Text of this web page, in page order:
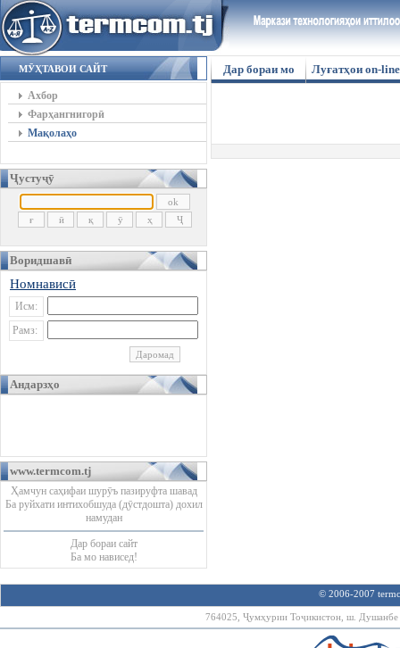
МӮҲТАВОИ САЙТ
Ахбор
Фарҳангнигорӣ
Мақолаҳо
Ҷустуҷӯ
Воридшавӣ
Номнависӣ
Исм:
Рамз:
Андарзҳо
www.termcom.tj
Ҳамчун саҳифаи шурӯъ пазируфта шавад
Ба руйхати интихобшуда (дӯстдошта) дохил
намудан
Дар бораи сайт
Ба мо нависед!
Дар бораи мо Луғатҳои on-line
© 2006-2007
764025, Ҷумҳурии Тоҷикистон, ш.